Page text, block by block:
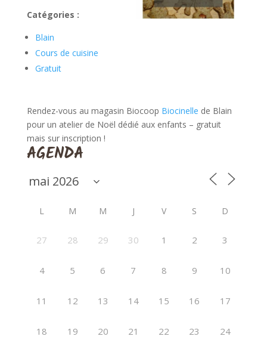
Catégories :
Blain
Cours de cuisine
Gratuit
Rendez-vous au magasin Biocoop Biocinelle de Blain
pour un atelier de Noël dédié aux enfants – gratuit
mais sur inscription !
AGENDA
L M M J V S D
27 28 29 30 1 2 3
4 5 6 7 8 9 10
11 12 13 14 15 16 17
18 19 20 21 22 23 24